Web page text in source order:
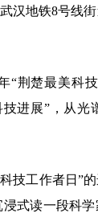
汉地铁8号线
“荆楚最美科
进展”，从
技工作者日”
式读一段科学